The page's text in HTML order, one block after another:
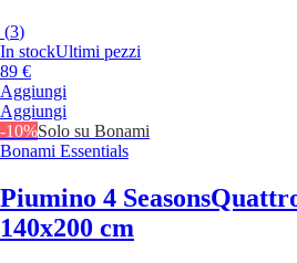
(3)
In stockUltimi pezzi
89 €
Aggiungi
Aggiungi
-10%Solo su Bonami
Bonami Essentials
Piumino 4 Seasons
140x200 cm